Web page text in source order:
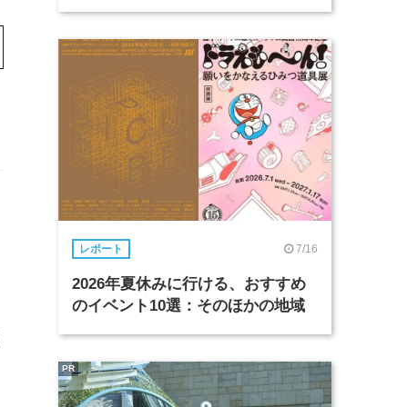
レポート 7/16
2026年夏休みに行ける、おすすめ
のイベント10選：そのほかの地域
PR